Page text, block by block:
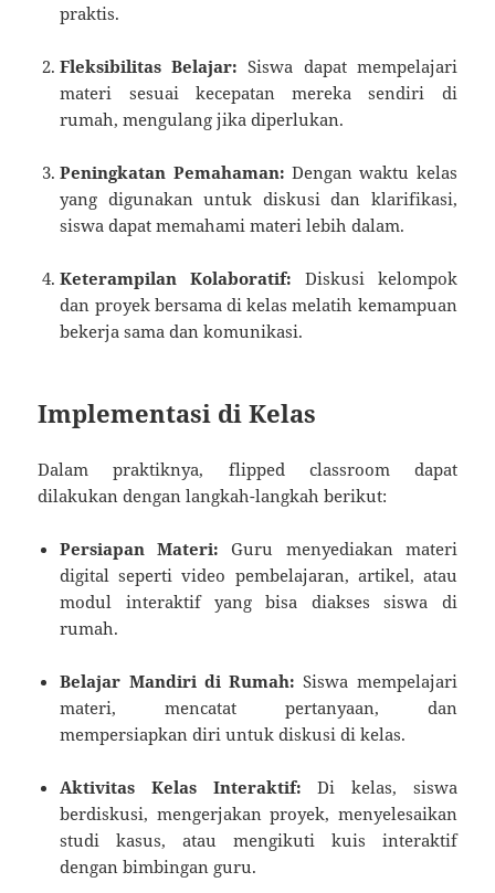
praktis.
Fleksibilitas Belajar: Siswa dapat mempelajari
materi sesuai kecepatan mereka sendiri di
rumah, mengulang jika diperlukan.
Peningkatan Pemahaman: Dengan waktu kelas
yang digunakan untuk diskusi dan klarifikasi,
siswa dapat memahami materi lebih dalam.
Keterampilan Kolaboratif: Diskusi kelompok
dan proyek bersama di kelas melatih kemampuan
bekerja sama dan komunikasi.
Implementasi di Kelas
Dalam praktiknya, flipped classroom dapat
dilakukan dengan langkah-langkah berikut:
Persiapan Materi: Guru menyediakan materi
digital seperti video pembelajaran, artikel, atau
modul interaktif yang bisa diakses siswa di
rumah.
Belajar Mandiri di Rumah: Siswa mempelajari
materi, mencatat pertanyaan, dan
mempersiapkan diri untuk diskusi di kelas.
Aktivitas Kelas Interaktif: Di kelas, siswa
berdiskusi, mengerjakan proyek, menyelesaikan
studi kasus, atau mengikuti kuis interaktif
dengan bimbingan guru.